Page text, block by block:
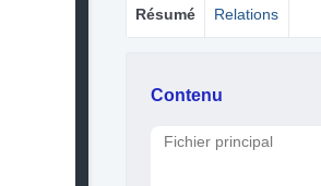
Résumé Relations
Contenu
Fichier principal